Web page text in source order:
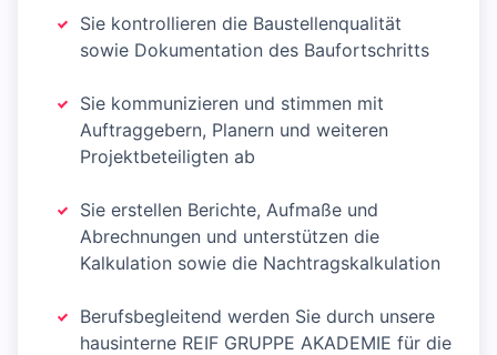
Sie kontrollieren die Baustellenqualität
sowie Dokumentation des Baufortschritts
Sie kommunizieren und stimmen mit
Auftraggebern, Planern und weiteren
Projektbeteiligten ab
Sie erstellen Berichte, Aufmaße und
Abrechnungen und unterstützen die
Kalkulation sowie die Nachtragskalkulation
Berufsbegleitend werden Sie durch unsere
hausinterne REIF GRUPPE AKADEMIE für die